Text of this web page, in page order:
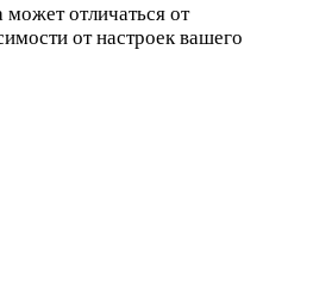
может отличаться от
от настроек вашего